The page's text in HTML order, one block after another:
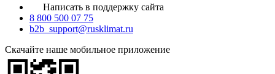
Написать в поддержку сайта
8 800 500 07 75
b2b_support@rusklimat.ru
Скачайте наше мобильное приложение